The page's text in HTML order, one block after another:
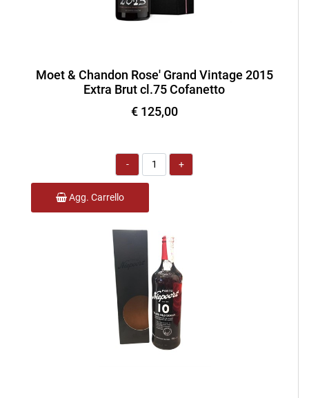
Moet & Chandon Rose' Grand Vintage 2015
Extra Brut cl.75 Cofanetto
€ 125,00
Quantità
Agg. Carrello